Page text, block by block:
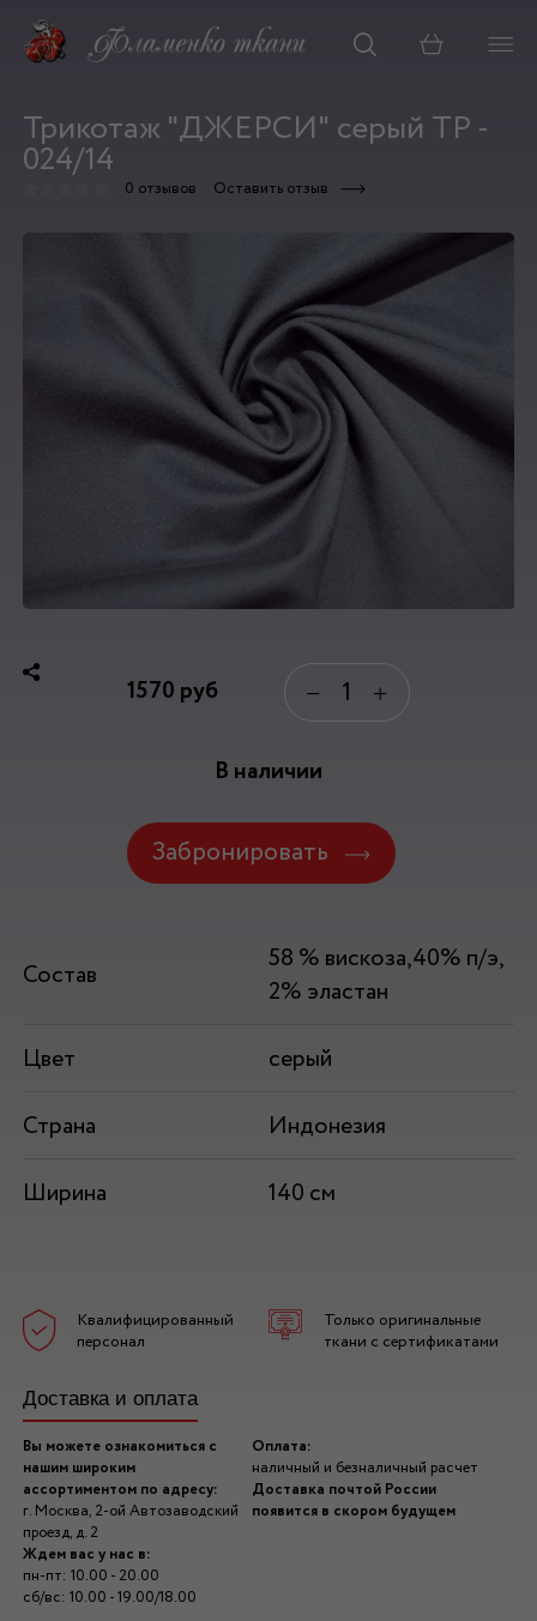
Корзина
Трикотаж "ДЖЕРСИ" серый ТР -
024/14
0 отзывов Оставить отзыв
1570 руб − +
В наличии
Забронировать
Состав
58 % вискоза,40% п/э,
2% эластан
Цвет
серый
Страна
Индонезия
Ширина
140 см
Квалифицированный
персонал
Только оригинальные
ткани с сертификатами
Доставка и оплата
Вы можете ознакомиться с
нашим широким
ассортиментом по адресу:
г. Москва, 2-ой Автозаводский
проезд, д. 2
Ждем вас у нас в:
пн-пт: 10.00 - 20.00
сб/вс: 10.00 - 19.00/18.00
Оплата:
наличный и безналичный расчет
Доставка почтой России
появится в скором будущем